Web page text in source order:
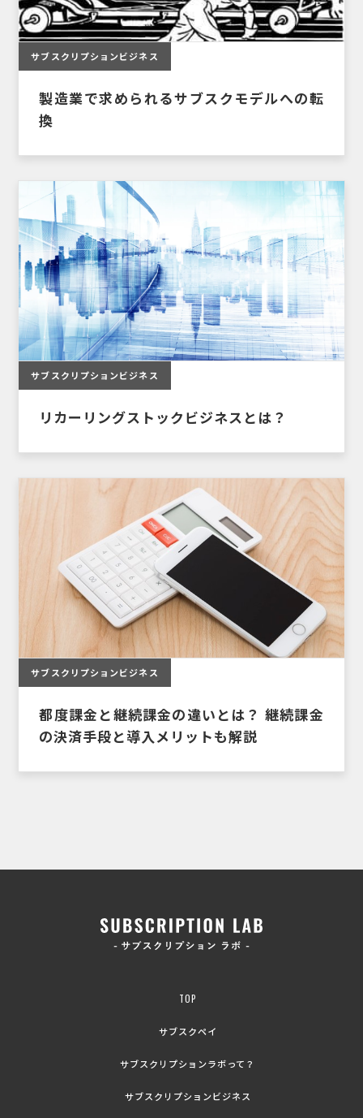
サブスクリプションビジネス
製造業で求められるサブスクモデルへの転
換
サブスクリプションビジネス
リカーリングストックビジネスとは？
サブスクリプションビジネス
都度課金と継続課金の違いとは？ 継続課金
の決済手段と導入メリットも解説
TOP
サブスクペイ
サブスクリプションラボって？
サブスクリプションビジネス